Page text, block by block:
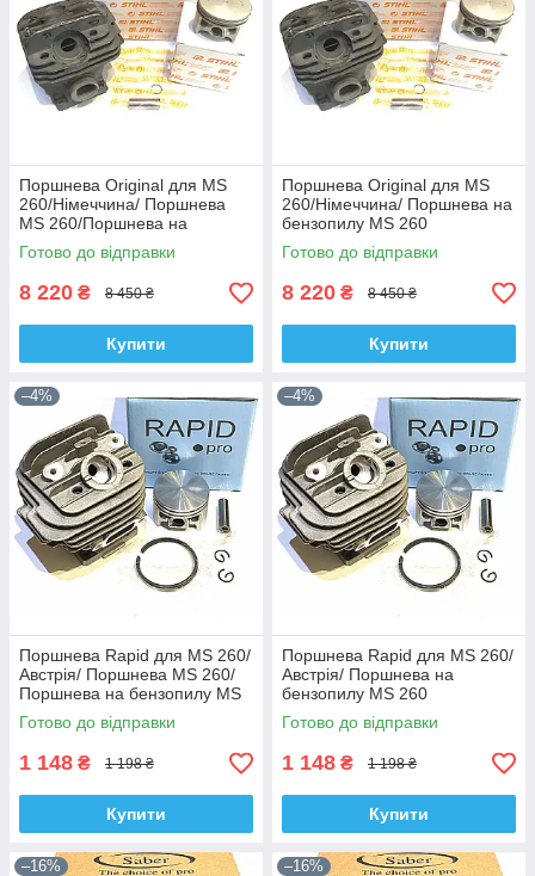
Поршнева Original для MS
260/Німеччина/ Поршнева
MS 260/Поршнева на
бензопилу MS 260
Готово до відправки
8 220 ₴ 8 450 ₴
Купити
Поршнева Original для MS
260/Німеччина/ Поршнева на
бензопилу MS 260
Готово до відправки
8 220 ₴ 8 450 ₴
Купити
–4%
Поршнева Rapid для MS 260/
Австрія/ Поршнева MS 260/
Поршнева на бензопилу MS
260
Готово до відправки
1 148 ₴ 1 198 ₴
Купити
–4%
Поршнева Rapid для MS 260/
Австрія/ Поршнева на
бензопилу MS 260
Готово до відправки
1 148 ₴ 1 198 ₴
Купити
–16% –16%